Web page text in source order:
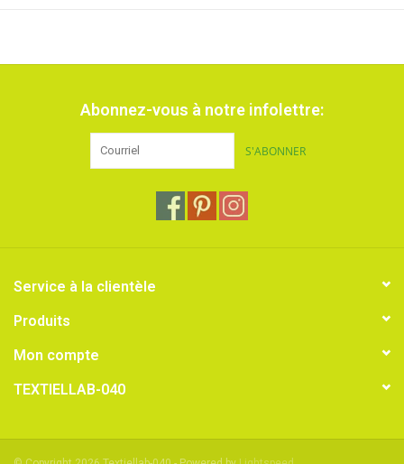
Abonnez-vous à notre infolettre:
S'ABONNER
Service à la clientèle
Produits
Mon compte
TEXTIELLAB-040